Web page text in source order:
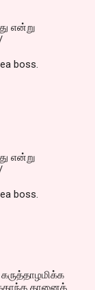
என்று
boss.
என்று
boss.
தானைத்